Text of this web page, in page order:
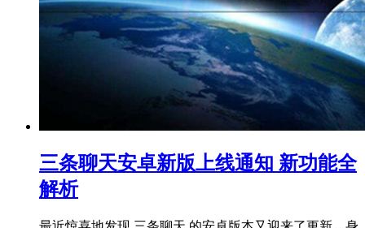
三条聊天安卓新版上线通知 新功能全
解析